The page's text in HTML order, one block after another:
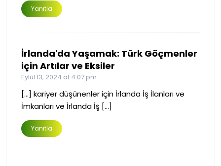
Yanıtla
İrlanda'da Yaşamak: Türk Göçmenler
için Artılar ve Eksiler
Eylül 13, 2024 at 4:07 pm
[…] kariyer düşünenler için İrlanda İş İlanları ve
İmkanları ve İrlanda İş […]
Yanıtla